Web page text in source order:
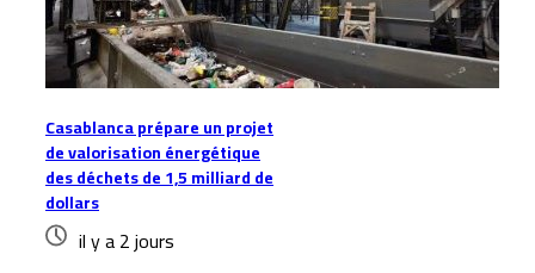
Casablanca prépare un projet
de valorisation énergétique
des déchets de 1,5 milliard de
dollars
il y a 2 jours